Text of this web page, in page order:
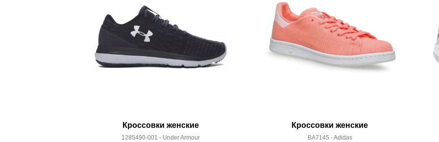
3-4 рабочих дня
Кроссовки женские
1285490-001 - Under Armour
Кроссовки женские
BA7145 - Adidas